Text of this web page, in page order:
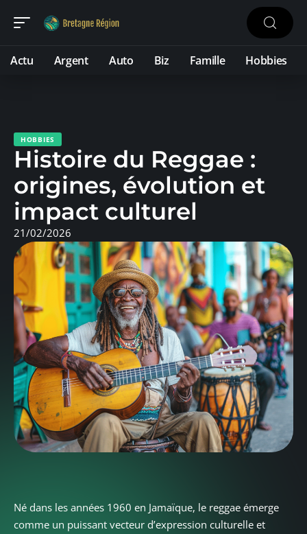
Actu Argent Auto Biz Famille Hobbies
HOBBIES
Histoire du Reggae :
origines, évolution et
impact culturel
21/02/2026
Né dans les années 1960 en Jamaïque, le reggae émerge
comme un puissant vecteur d’expression culturelle et